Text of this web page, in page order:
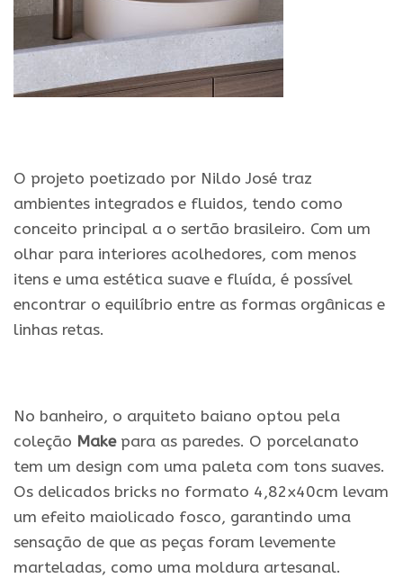
O projeto poetizado por Nildo José traz
ambientes integrados e fluidos, tendo como
conceito principal a o sertão brasileiro. Com um
olhar para interiores acolhedores, com menos
itens e uma estética suave e fluída, é possível
encontrar o equilíbrio entre as formas orgânicas e
linhas retas.
No banheiro, o arquiteto baiano optou pela
coleção Makepara as paredes. O porcelanato
tem um design com uma paleta com tons suaves.
Os delicados bricks no formato 4,82x40cm levam
um efeito maiolicado fosco, garantindo uma
sensação de que as peças foram levemente
marteladas, como uma moldura artesanal.